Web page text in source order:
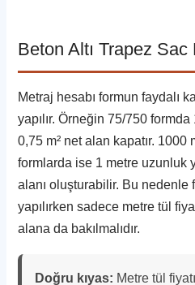
Beton Altı Trapez Sac
Metraj hesabı formun faydalı
yapılır. Örneğin 75/750
0,75 m² net alan kapatır.
formlarda ise 1 metre uzunluk
alanı oluşturabilir. Bu nedenle
yapılırken sadece metre tül
alana da bakılmalıdır.
Doğru kıyas: Metre tül